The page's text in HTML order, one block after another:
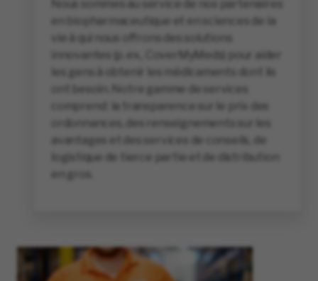
en biopharmaceutique et en sciences de la
ont besoin. Notre gamme de services
comprend : la transparence sur le prix des
ordonnances, des renseignements sur les
avantages et des services de conseils, de
logistique de tierce partie et de distribution